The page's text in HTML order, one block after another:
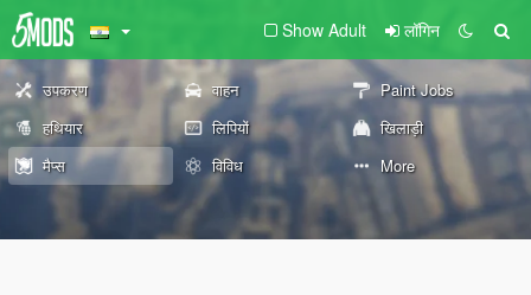
Show Adult लॉगिन
उपकरण वाहन
Paint Jobs
हथियार
लिपियों
खिलाड़ी
मैप्स
विविध More